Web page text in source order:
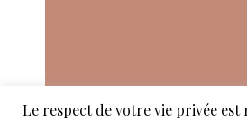
Le respect de votre vie privée